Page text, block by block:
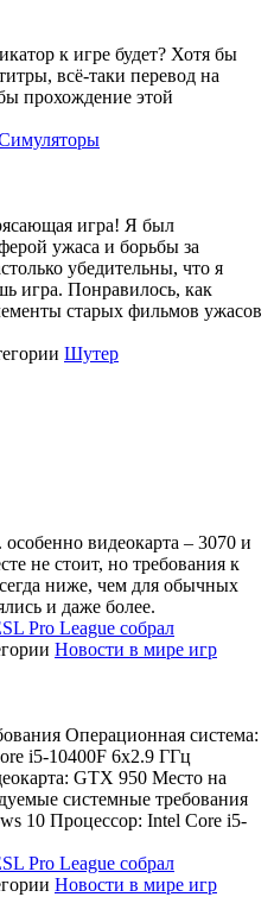
к игре будет? Хотя бы
всё-таки перевод на
прохождение этой
игра! Я был
ужаса и борьбы за
убедительны, что я
игра. Понравилось, как
старых фильмов ужасов
Шутер
видеокарта – 3070 и
не стоит, но требования к
ниже, чем для обычных
и даже более.
Pro League собрал
Новости в мире игр
Операционная система:
i5-10400F 6x2.9 ГГц
GTX 950 Место на
системные требования
10 Процессор: Intel Core i5-
Pro League собрал
Новости в мире игр